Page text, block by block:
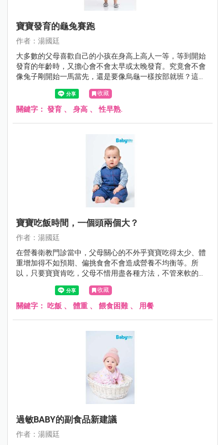
寶寶發育的龜兔賽跑
作者：湯國廷
大多數的父母喜歡自己的小孩在身高上高人一等，等到開始
發育的年齡時，又擔心會不會太早或太晚發育。究竟會不會
像兔子剛開始一馬當先，還是要像烏龜一樣按部就班？這個
問題時常困擾著父母。
收藏
關鍵字： 發育 、 身高 、性早熟.
寶寶吃飯時間，一個頭兩個大？
作者：湯國廷
在營養衛教門診當中，父母關心的不外乎寶寶吃得太少、體
重增加得不如預期、偏挑食會不會造成營養不均衡等。所
以，只要寶寶肯吃，父母不惜用盡各種方法，不管來軟的或
是來硬的，甚至仿效老萊子娛親（只是這回對象是自己寶
寶）。但有些方法可能第一次有效，久了就失效，甚至造成
反效果，看到飯端出來就跑給父母追或緊閉雙唇。
收藏
關鍵字： 吃飯 、 體重 、 餵食困難、 用餐
過敏BABY的副食品新建議
作者：湯國廷